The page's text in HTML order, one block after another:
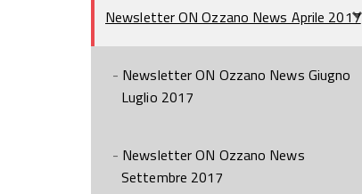
Newsletter ON Ozzano News Aprile 2017
Newsletter ON Ozzano News Giugno
Luglio 2017
Newsletter ON Ozzano News
Settembre 2017